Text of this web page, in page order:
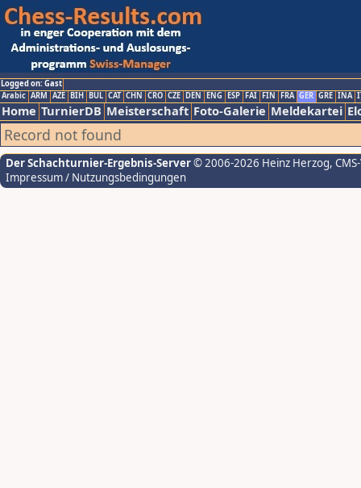
Logged on: Gast
Arabic ARM AZE BIH BUL CAT CHN CRO CZE DEN ENG ESP FAI FIN FRA GER GRE INA
Home TurnierDB Meisterschaft Foto-Galerie Meldekartei
Record not found
Der Schachturnier-Ergebnis-Server© 2006-2026 Heinz Herzog,
Impressum / Nutzungsbedingungen